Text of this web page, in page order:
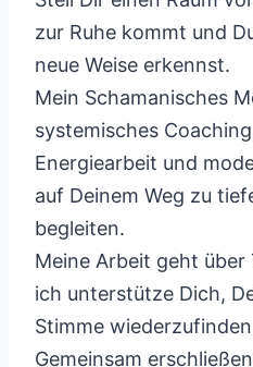
zur Ruhe kommt und
neue Weise erkennst.
Mein Schamanisches
systemisches
Energiearbeit und
auf Deinem Weg zu
begleiten.
Meine Arbeit geht über
ich unterstütze Dich,
Stimme
Gemeinsam